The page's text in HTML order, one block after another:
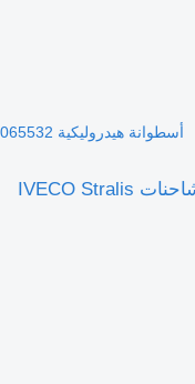
أسطوانة هيدروليكية IVECO Stralis Cilindro Elevação de Cabine 504065532 لـ الشاحنات IVECO Stralis